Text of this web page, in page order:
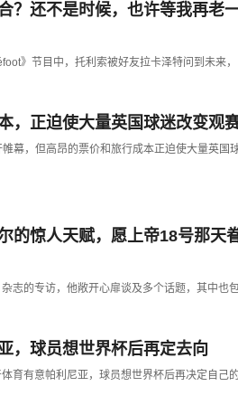
？还不是时候，也许等我再老
》节目中，托利索被好友拉卡泽特问到未来，
，正迫使大量英国球迷改变观
幕，但高昂的票价和旅行成本正迫使大量英国
的惊人天赋，愿上帝18号那天
志的专访，他敞开心扉谈及多个话题，其中也
，球员想世界杯后再定去向
育有意帕利尼亚，球员想世界杯后再决定自己